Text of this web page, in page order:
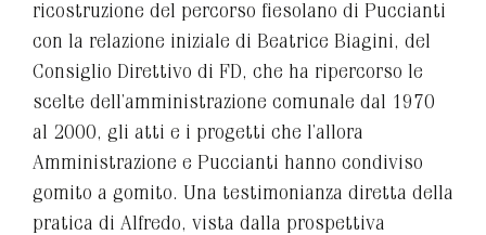
ricostruzione del percorso fiesolano di Puccianti
con la relazione iniziale di Beatrice Biagini, del
Consiglio Direttivo di FD, che ha ripercorso le
scelte dell’amministrazione comunale dal 1970
al 2000, gli atti e i progetti che l’allora
Amministrazione e Puccianti hanno condiviso
gomito a gomito. Una testimonianza diretta della
pratica di Alfredo, vista dalla prospettiva